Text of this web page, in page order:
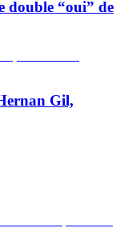
double “oui” de
Gil,